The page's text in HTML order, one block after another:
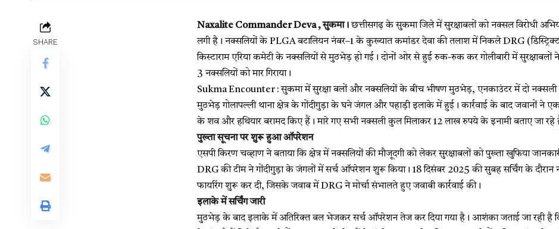
SHARE
Naxalite Commander Deva , सुकमा। छत्तीसगढ़ के सुकमा जिले में सुरक्षाबलों को नक्सल विरोधी
लगी है। नक्सलियों के PLGA बटालियन नंबर–1 के कुख्यात कमांडर देवा की तलाश में निकले DRG (डिस्ट्रिक्ट
किस्टाराम एरिया कमेटी के नक्सलियों से मुठभेड़ हो गई। दोनों ओर से हुई रुक-रुक कर गोलीबारी में
3 नक्सलियों को मार गिराया।
Sukma Encounter : सुकमा में सुरक्षा बलों और नक्सलियों के बीच भीषण मुठभेड़, एनकाउंटर में दो नक्सली
मुठभेड़ गोलापल्ली थाना क्षेत्र के गोंदीगुड़ा के घने जंगल और पहाड़ी इलाके में हुई। कार्रवाई के बाद जवानों ने
के शव और हथियार बरामद किए हैं। मारे गए सभी नक्सली कुल मिलाकर 12 लाख रुपये के इनामी बताए जा रहे
पुख्ता सूचना पर शुरू हुआ ऑपरेशन
एसपी किरण चव्हाण ने बताया कि क्षेत्र में नक्सलियों की मौजूदगी को लेकर सुरक्षाबलों को पुख्ता खुफिया
DRG की टीम ने गोंदीगुड़ा के जंगलों में सर्च ऑपरेशन शुरू किया। 18 दिसंबर 2025 की सुबह सर्चिंग के दौरान
फायरिंग शुरू कर दी, जिसके जवाब में DRG ने मोर्चा संभालते हुए जवाबी कार्रवाई की।
इलाके में सर्चिंग जारी
मुठभेड़ के बाद इलाके में अतिरिक्त बल भेजकर सर्च ऑपरेशन तेज कर दिया गया है। आशंका जताई जा रही है